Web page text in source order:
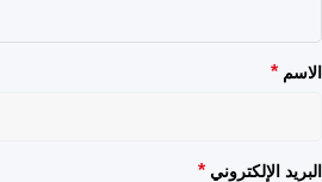
الاسم *
البريد الإلكتروني *